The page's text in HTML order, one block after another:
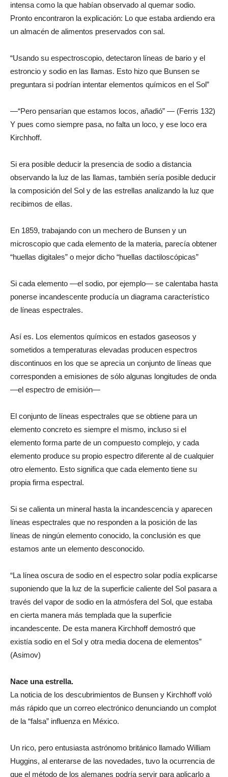
intensa como la que habían observado al quemar sodio.
Pronto encontraron la explicación: Lo que estaba ardiendo era
un almacén de alimentos preservados con sal.
“Usando su espectroscopio, detectaron líneas de bario y el
estroncio y sodio en las llamas. Esto hizo que Bunsen se
preguntara si podrían intentar elementos químicos en el Sol”
—“Pero pensarían que estamos locos, añadió” — (Ferris 132)
Y pues como siempre pasa, no falta un loco, y ese loco era
Kirchhoff.
Si era posible deducir la presencia de sodio a distancia
observando la luz de las llamas, también sería posible deducir
la composición del Sol y de las estrellas analizando la luz que
recibimos de ellas.
En 1859, trabajando con un mechero de Bunsen y un
microscopio que cada elemento de la materia, parecía obtener
“huellas digitales” o mejor dicho “huellas dactiloscópicas”
Si cada elemento —el sodio, por ejemplo— se calentaba hasta
ponerse incandescente producía un diagrama característico
de líneas espectrales.
Así es. Los elementos químicos en estados gaseosos y
sometidos a temperaturas elevadas producen espectros
discontinuos en los que se aprecia un conjunto de líneas que
corresponden a emisiones de sólo algunas longitudes de onda
—el espectro de emisión—
El conjunto de líneas espectrales que se obtiene para un
elemento concreto es siempre el mismo, incluso si el
elemento forma parte de un compuesto complejo, y cada
elemento produce su propio espectro diferente al de cualquier
otro elemento. Esto significa que cada elemento tiene su
propia firma espectral.
Si se calienta un mineral hasta la incandescencia y aparecen
líneas espectrales que no responden a la posición de las
líneas de ningún elemento conocido, la conclusión es que
estamos ante un elemento desconocido.
“La línea oscura de sodio en el espectro solar podía explicarse
suponiendo que la luz de la superficie caliente del Sol pasara a
través del vapor de sodio en la atmósfera del Sol, que estaba
en cierta manera más templada que la superficie
incandescente. De esta manera Kirchhoff demostró que
existía sodio en el Sol y otra media docena de elementos”
(Asimov)
Nace una estrella.
La noticia de los descubrimientos de Bunsen y Kirchhoff voló
más rápido que un correo electrónico denunciando un complot
de la “falsa” influenza en México.
Un rico, pero entusiasta astrónomo británico llamado William
Huggins, al enterarse de las novedades, tuvo la ocurrencia de
que el método de los alemanes podría servir para aplicarlo a